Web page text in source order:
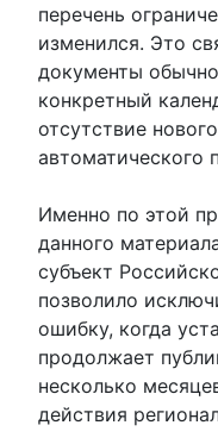
перечень
изменился. Это
документы
конкретный
отсутствие
автоматического
Именно по этой
данного
субъект
позволило
ошибку, когда
продолжает
несколько
действия